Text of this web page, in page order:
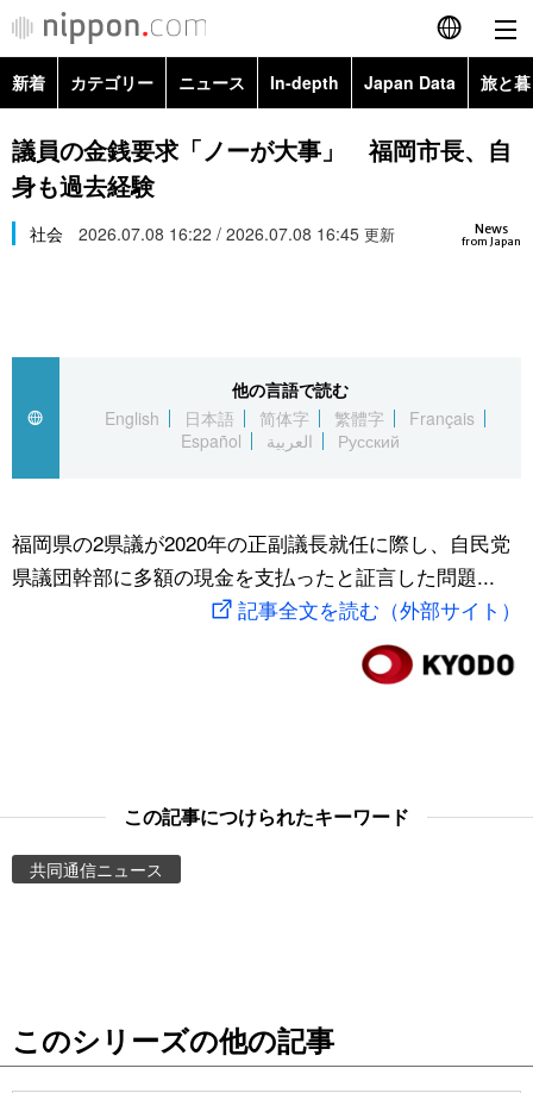
English
简体字
Русский
カテゴリー
経済・ビジネス
国際
文化
トップ
アーカイブ
In-depth
Japan Data
動画/Live
お知らせ
新着 カテゴリー ニュース In-depth Japan Data 旅と
政治・外交
経済・ビジネス
スポーツ・東京2020
Topics
議員の金銭要求「ノーが大事」 福岡市長、自
身も過去経験
News
from Japan
社会 2026.07.08 16:22 / 2026.07.08 16:45 更新
他の言語で読む
English
日本語 简体字 繁體字
Français
Español
العربية Русский
福岡県の2県議が2020年の正副議長就任に際し、自民党
県議団幹部に多額の現金を支払ったと証言した問題...
記事全文を読む（外部サイト）
この記事につけられたキーワード
共同通信ニュース
このシリーズの他の記事